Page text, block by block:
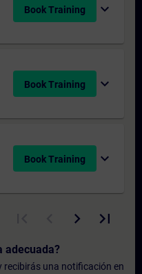
Book Training expand_more
Book Training expand_more
Book Training expand_more
adecuada?
recibirás una notificación en